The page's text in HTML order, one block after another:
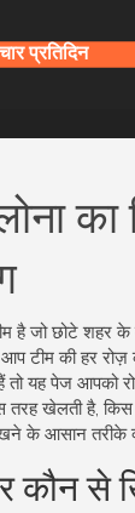
जो छोटे शहर के
की हर रोज़
तो यह पेज आपको
खेलती है, किस
के आसान तरीके
कौन से